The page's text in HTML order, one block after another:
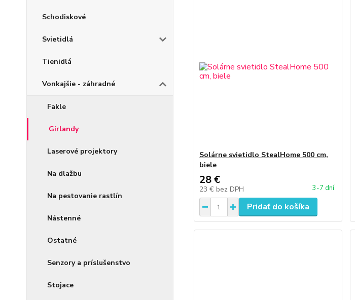
Schodiskové
Svietidlá
Tienidlá
Vonkajšie - záhradné
Fakle
Girlandy
Laserové projektory
Na dlažbu
Na pestovanie rastlín
Nástenné
Ostatné
Senzory a príslušenstvo
Stojace
Solárne svietidlo StealHome 500 cm,
biele
28 €
23 € bez DPH 3-7 dní
Pridať do košíka